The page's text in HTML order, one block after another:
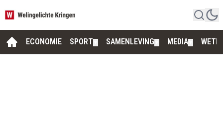
ECONOMIE SPORT SAMENLEVING MEDIA